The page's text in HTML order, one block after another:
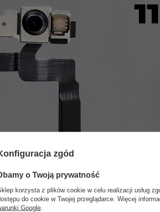
zgód
o Twoją prywatność
korzysta z plików cookie w celu realizacji usług
do cookie w Twojej przeglądarce. Więcej
Google